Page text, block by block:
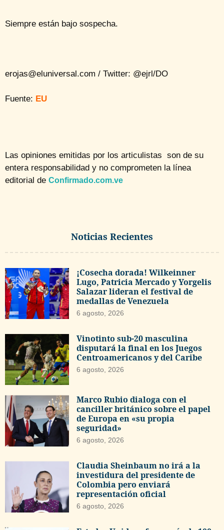
Noticias Recientes
¡Cosecha dorada! Wilkeinner
Lugo, Patricia Mercado y Yorgelis
Salazar lideran el festival de
medallas de Venezuela
6 agosto, 2026
Vinotinto sub-20 masculina
disputará la final en los Juegos
Centroamericanos y del Caribe
6 agosto, 2026
Marco Rubio dialoga con el
canciller británico sobre el papel
de Europa en «su propia
seguridad»
6 agosto, 2026
Claudia Sheinbaum no irá a la
investidura del presidente de
Colombia pero enviará
representación oficial
6 agosto, 2026
Siempre están bajo sospecha.
erojas@eluniversal.com / Twitter: @ejrl/DO
Fuente: EU
Las opiniones emitidas por los articulistas son de su
entera responsabilidad y no comprometen la línea
editorial de Confirmado.com.ve